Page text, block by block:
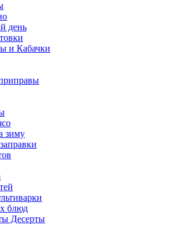
день
и Кабачки
зиму
блюд
Десерты